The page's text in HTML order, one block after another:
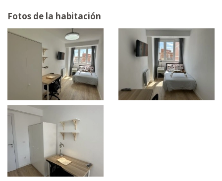
Fotos de la habitación